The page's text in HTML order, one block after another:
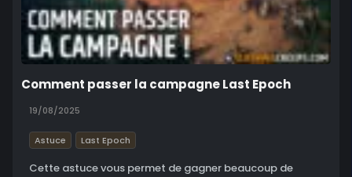
Comment passer la campagne Last Epoch
19/08/2025
Astuce Last Epoch
Cette astuce vous permet de gagner beaucoup de